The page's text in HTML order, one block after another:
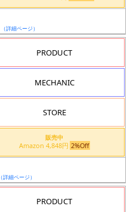
（詳細ページ）
PRODUCT
MECHANIC
STORE
販売中
Amazon 4,848円 2%Off
（詳細ページ）
PRODUCT